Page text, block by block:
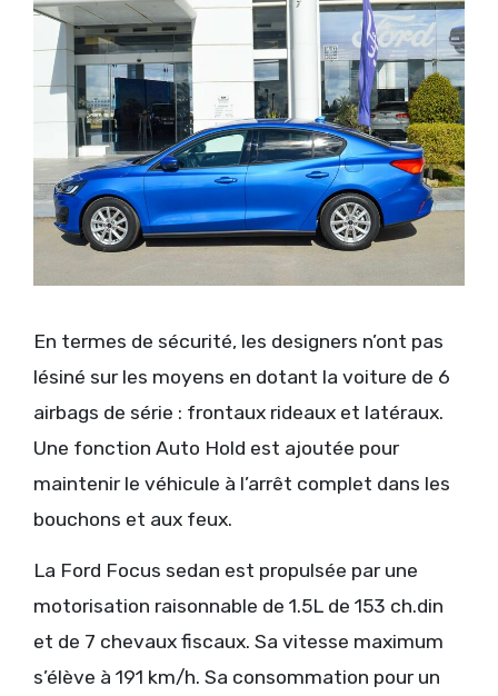
En termes de sécurité, les designers n’ont pas
lésiné sur les moyens en dotant la voiture de 6
airbags de série : frontaux rideaux et latéraux.
Une fonction Auto Hold est ajoutée pour
maintenir le véhicule à l’arrêt complet dans les
bouchons et aux feux.
La Ford Focus sedan est propulsée par une
motorisation raisonnable de 1.5L de 153 ch.din
et de 7 chevaux fiscaux. Sa vitesse maximum
s’élève à 191 km/h. Sa consommation pour un